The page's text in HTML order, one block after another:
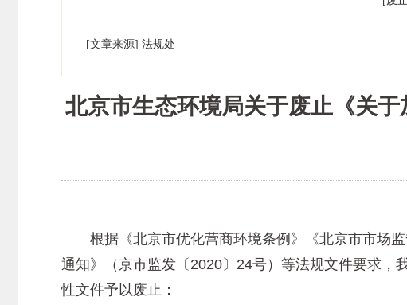
[文章来源] 法规处
北京市生态环境局关于废止《关
根据《北京市优化营商环境条例》《北京市市场监
通知》（京市监发〔2020〕24号）等法规文件要求，
性文件予以废止：